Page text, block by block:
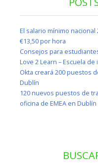
El salario mínimo
€13,50 por hora
Consejos para
Love 2 Learn – Escuela
Okta creará 200 puestos
Dublín
120 nuevos puestos de
oficina de EMEA en Dublín